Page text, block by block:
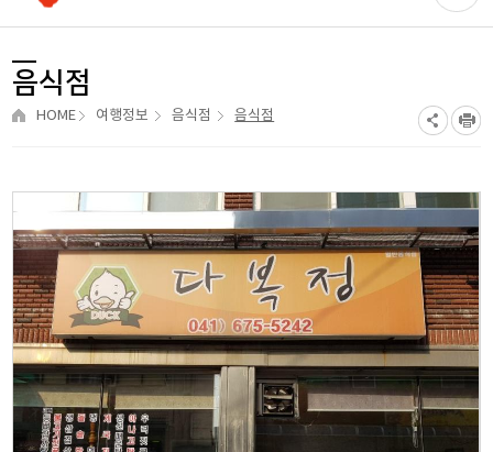
음식점
HOME 여행정보 음식점 음식점